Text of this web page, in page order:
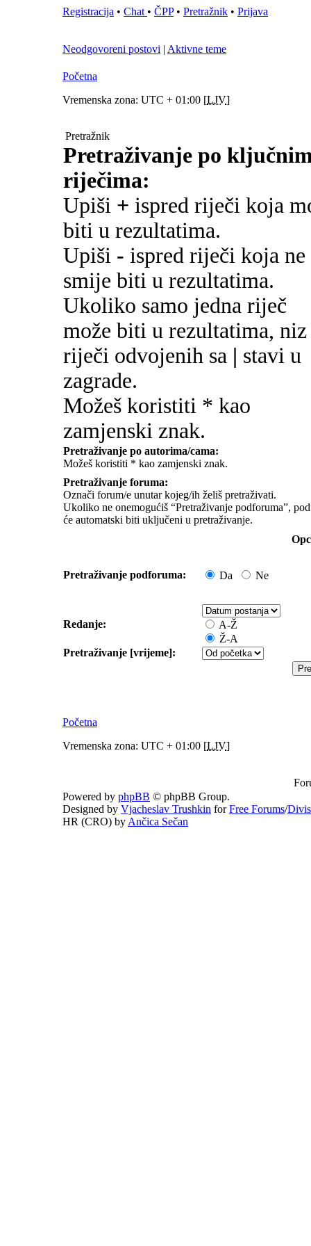
Registracija • Chat • ČPP• Pretražnik • Prijava
Neodgovoreni postovi | Aktivne teme
Početna
Vremenska zona: UTC + 01:00 [LJV]
Pretražnik
Pretraživanje po
riječima:
Upiši + ispred riječi koja
biti u rezultatima.
Upiši - ispred riječi koja ne
smije biti u rezultatima.
Ukoliko samo jedna riječ
može biti u rezultatima, niz
riječi odvojenih sa | stavi u
zagrade.
Možeš koristiti * kao
zamjenski znak.
Pretraživanje po autorima/cama:
Možeš koristiti * kao zamjenski znak.
Pretraživanje foruma:
Označi forum/e unutar kojeg/ih želiš pretraživati.
Ukoliko ne onemogućiš “Pretraživanje podforuma”,
će automatski biti uključeni u pretraživanje.
Pretraživanje podforuma: Da Ne
Redanje:
A-Ž
Ž-A
Pretraživanje [vrijeme]:
Početna
Vremenska zona: UTC + 01:00 [LJV]
Powered by phpBB © phpBB Group.
Designed by Vjacheslav Trushkin forFree Forums/
HR (CRO) by Ančica Sečan